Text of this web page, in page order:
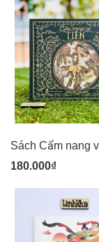
180.000₫